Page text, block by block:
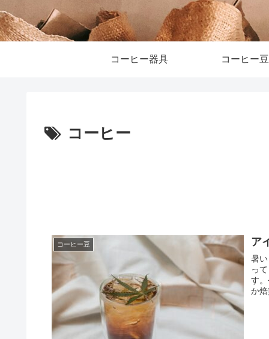
コーヒー器具 コーヒー豆
コーヒー
コーヒー豆 ア
暑
っ
す
か